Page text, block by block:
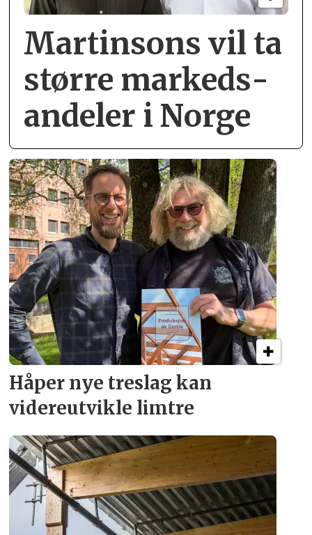
Martinsons vil ta
større markeds­
andeler i Norge
Håper nye treslag kan
videreutvikle limtre